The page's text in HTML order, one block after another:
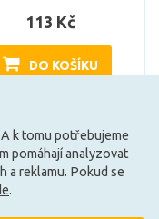
113 Kč
DO KOŠÍKU
být u Vás 17. 8.
k tomu potřebujeme
pomáhají analyzovat
a reklamu. Pokud se
.